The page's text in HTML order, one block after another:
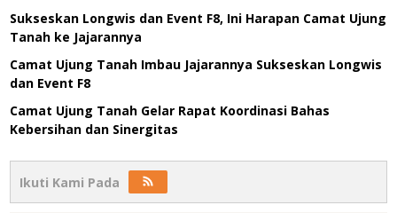
Sukseskan Longwis dan Event F8, Ini Harapan Camat Ujung
Tanah ke Jajarannya
Camat Ujung Tanah Imbau Jajarannya Sukseskan Longwis
dan Event F8
Camat Ujung Tanah Gelar Rapat Koordinasi Bahas
Kebersihan dan Sinergitas
Ikuti Kami Pada